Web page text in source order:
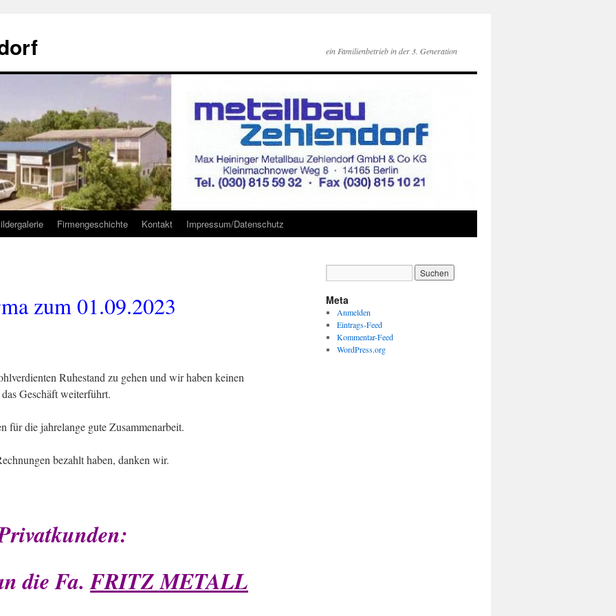
ein Familienbetrieb in der 3. Generation
Firmengeschichte Kontakt Impressum/Datenschutz
zum 01.09.2023
Ruhestand zu gehen und wir haben keinen
Geschäft weiterführt.
für die jahrelange gute Zusammenarbeit.
bezahlt haben, danken wir.
die Fa.FRITZ METALL
Meta
Anmelden
Eintrags-Feed
Kommentar-Feed
WordPress.org